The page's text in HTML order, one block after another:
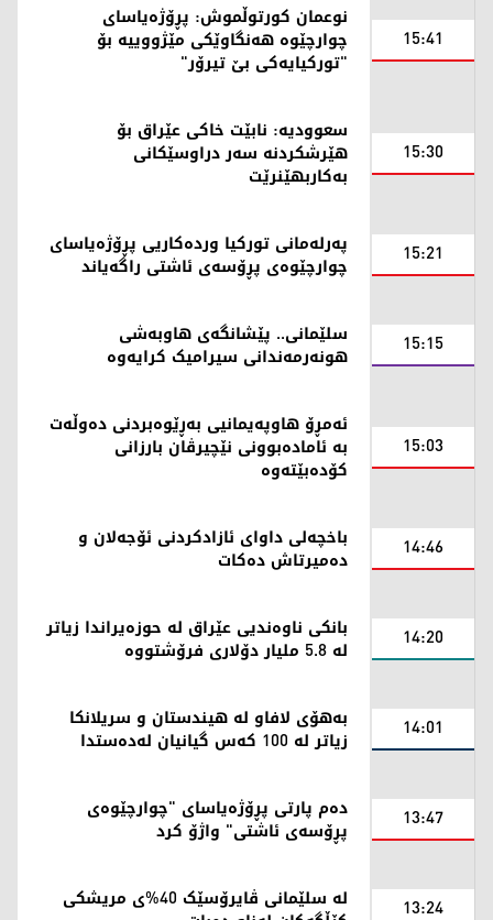
15:41
نوعمان کورتوڵموش: پڕۆژەیاسای
چوارچێوە هەنگاوێکی مێژووییە بۆ
"تورکیایەکی بێ تیرۆر"
15:30
سعوودیە: نابێت خاکی عێراق بۆ
هێرشکردنە سەر دراوسێکانی
بەکاربهێنرێت
15:21 پەرلەمانی تورکیا وردەکاریی پڕۆژەیاسای
چوارچێوەی پڕۆسەی ئاشتی راگەیاند
15:15 سلێمانی.. پێشانگەی هاوبەشی
هونەرمەندانی سیرامیک کرایەوە
15:03
ئەمڕۆ هاوپەیمانیی بەڕێوەبردنی دەوڵەت
بە ئامادەبوونی نێچیرڤان بارزانی
کۆدەبێتەوە
14:46 باخچەلی داوای ئازادکردنی ئۆجەلان و
دەمیرتاش دەکات
14:20 بانکی ناوەندیی عێراق لە حوزەیراندا زیاتر
لە 5.8 ملیار دۆلاری فرۆشتووە
14:01 بەهۆی لافاو لە هیندستان و سریلانکا
زیاتر لە 100 کەس گیانیان لەدەستدا
13:47 دەم پارتی پڕۆژەیاسای "چوارچێوەی
پڕۆسەی ئاشتی" واژۆ کرد
13:24 لە سلێمانی ڤایرۆسێک 40%ی مریشکی